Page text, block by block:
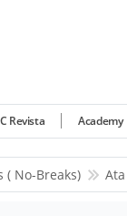
Revista Academy
( No-Breaks)